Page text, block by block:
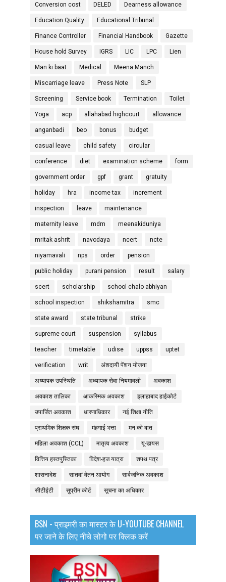
Conversion cost DELED Dearness allowance
Education Quality Educational Tribunal
Finance Controller Financial Handbook Gazette
House hold Survey IGRS LIC LPC Lien
Man ki baat Medical Meena Manch
Miscarriage leave Press Note SLP
Screening Service book Termination Toilet
Yoga acp allahabad highcourt allowance
anganbadi beo bonus budget
casual leave child safety circular
conference diet examination scheme form
government order gpf grant gratuity
holiday hra income tax increment
inspection leave maintenance
maternity leave mdm meenakiduniya
mritak ashrit navodaya ncert ncte
niyamavali nps order pension
public holiday purani pension result salary
scert scholarship school chalo abhiyan
school inspection shikshamitra smc
state award state tribunal strike
supreme court suspension syllabus
teacher timetable udise uppss uptet
verification writ अंशदायी पेंशन योजना
अध्यापक उपस्थिति अध्यापक सेवा नियमावली अवकाश
अवकाश तालिका आकस्मिक अवकाश इलाहाबाद हाईकोर्ट
उपार्जित अवकाश धारणाधिकार नई शिक्षा नीति
प्राथमिक शिक्षक संघ मंहगाई भत्ता मन की बात
महिला अवकाश (CCL) मातृत्व अवकाश यू-डायस
वित्तिय हस्तपुस्तिका विदेश-हज यात्रा शपथ पत्र
शासनादेश सातवां वेतन आयोग सार्वजनिक अवकाश
सीटीईटी सुप्रीम कोर्ट सूचना का अधिकार
BSN - प्राइमरी का मास्टर के U-YOUTUBE CHANNEL
पर जाने के लिए नीचे लोगो पर क्लिक करें